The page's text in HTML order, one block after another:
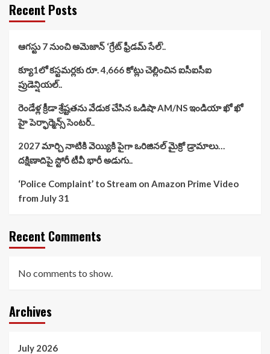
Recent Posts
ఆగస్టు 7 నుంచి అమెజాన్ ‘గ్రేట్ ఫ్రీడమ్ సేల్’..
క్యూ1లో కస్టమర్లకు రూ. 4,666 కోట్లు చెల్లించిన ఐసీఐసీఐ
ప్రుడెన్షియల్..
రెండేళ్ల క్రీడా శ్రేష్టతను వేడుక చేసిన ఒడిషా AM/NS ఇండియా ఖో ఖో
హై పెర్ఫార్మెన్స్ సెంటర్..
2027 మార్చి నాటికి వెయ్యికి పైగా ఒరిజినల్ మైక్రో డ్రామాలు…
దక్షిణాదిపై స్టోరీ టీవీ భారీ అడుగు..
‘Police Complaint’ to Stream on Amazon Prime Video
from July 31
Recent Comments
No comments to show.
Archives
July 2026